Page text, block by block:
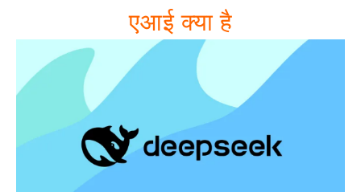
एआई क्या है